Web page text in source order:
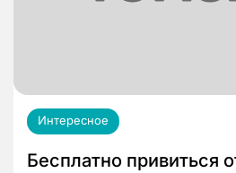
Интересное
Бесплатно привиться